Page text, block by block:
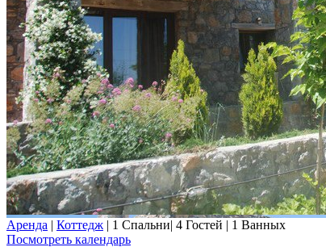
Аренда | Коттедж | 1 Спальни| 4 Гостей | 1 Ванных
Посмотреть календарь